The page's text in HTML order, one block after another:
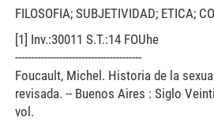
FILOSOFIA; SUBJETIVIDAD; ETICA;
[1] Inv.:30011 S.T.:14 FOUhe
----------------------------------------
Foucault, Michel. Historia de la
revisada. -- Buenos Aires : Siglo
vol.